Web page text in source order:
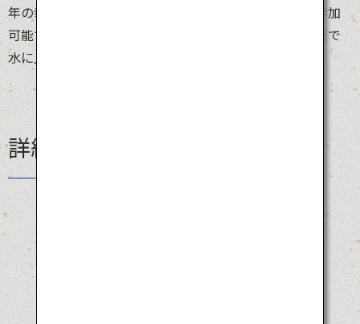
年の幸福を約束されます。この「宝木争奪戦」は一般参加
可能ですが、原則事前登録が必要です。女性は、白装束で
水に入り身を清めるという「女会陽」に参加できます。
詳細情報